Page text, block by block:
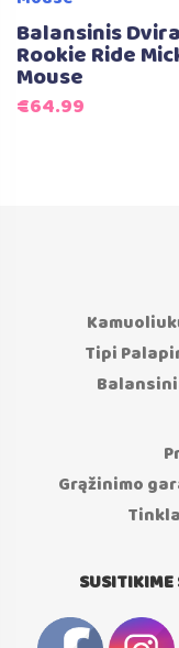
Balansinis
Rookie Ride
Mouse
€64.99
Tipi
Grąžinimo
SUSITIKIME